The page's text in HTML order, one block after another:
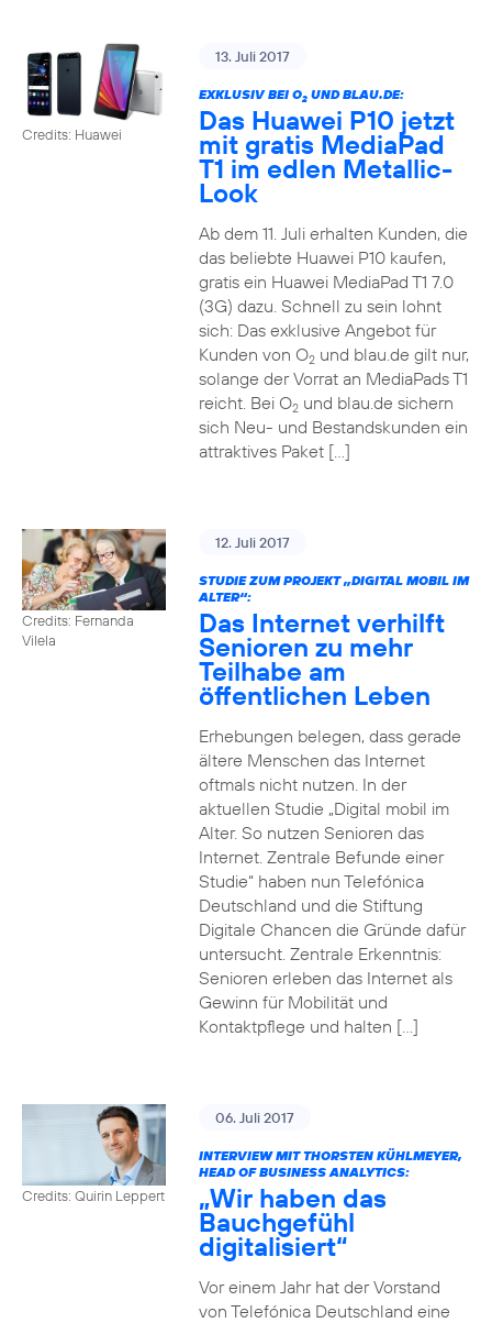
Credits: Huawei
13. Juli 2017
EXKLUSIV BEI O2UND BLAU.DE:
Das Huawei P10 jetzt
mit gratis MediaPad
T1 im edlen Metallic-
Look
Ab dem 11. Juli erhalten Kunden, die
das beliebte Huawei P10 kaufen,
gratis ein Huawei MediaPad T1 7.0
(3G) dazu. Schnell zu sein lohnt
sich: Das exklusive Angebot für
Kunden von O2und blau.de gilt nur,
solange der Vorrat an MediaPads T1
reicht. Bei O2und blau.de sichern
sich Neu- und Bestandskunden ein
attraktives Paket […]
Credits: Fernanda
Vilela
12. Juli 2017
STUDIE ZUM PROJEKT „DIGITAL MOBIL IM
ALTER“:
Das Internet verhilft
Senioren zu mehr
Teilhabe am
öffentlichen Leben
Erhebungen belegen, dass gerade
ältere Menschen das Internet
oftmals nicht nutzen. In der
aktuellen Studie „Digital mobil im
Alter. So nutzen Senioren das
Internet. Zentrale Befunde einer
Studie“ haben nun Telefónica
Deutschland und die Stiftung
Digitale Chancen die Gründe dafür
untersucht. Zentrale Erkenntnis:
Senioren erleben das Internet als
Gewinn für Mobilität und
Kontaktpflege und halten […]
Credits: Quirin Leppert
06. Juli 2017
INTERVIEW MIT THORSTEN KÜHLMEYER,
HEAD OF BUSINESS ANALYTICS:
„Wir haben das
Bauchgefühl
digitalisiert“
Vor einem Jahr hat der Vorstand
von Telefónica Deutschland eine